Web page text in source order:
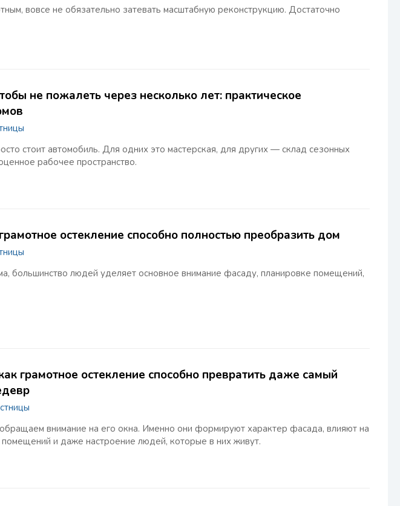
вовсе не обязательно затевать масштабную реконструкцию. Достаточно
не пожалеть через несколько лет: практическое
стоит автомобиль. Для одних это мастерская, для других — склад сезонных
рабочее пространство.
остекление способно полностью преобразить дом
большинство людей уделяет основное внимание фасаду, планировке помещений,
грамотное остекление способно превратить даже самый
внимание на его окна. Именно они формируют характер фасада, влияют на
помещений и даже настроение людей, которые в них живут.